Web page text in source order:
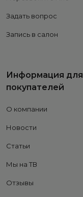
Задать вопрос
Запись в салон
Информация для
покупателей
О компании
Новости
Статьи
Мы на ТВ
Отзывы